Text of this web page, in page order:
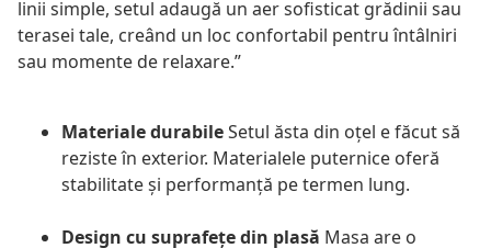
linii simple, setul adaugă un aer sofisticat grădinii sau
terasei tale, creând un loc confortabil pentru întâlniri
sau momente de relaxare.”
Materiale durabileSetul ăsta din oțel e făcut să
reziste în exterior. Materialele puternice oferă
stabilitate și performanță pe termen lung.
Design cu suprafețe din plasă Masa are o